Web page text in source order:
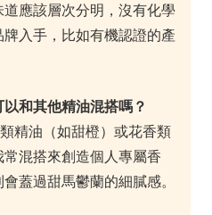
應該層次分明，沒有化學
入手，比如有機認證的產
和其他精油混搭嗎？
精油（如甜橙）或花香類
常混搭來創造個人專屬香
蓋過甜馬鬱蘭的細膩感。